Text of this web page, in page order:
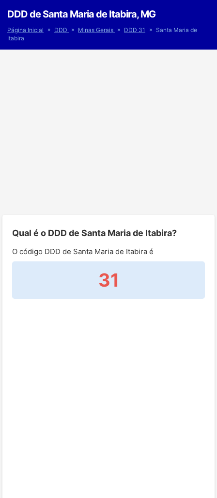
DDD de Santa Maria de Itabira, MG
Página Inicial » DDD » Minas Gerais » DDD 31 » Santa Maria de
Itabira
Qual é o DDD de Santa Maria de Itabira?
O código DDD de Santa Maria de Itabira é
31